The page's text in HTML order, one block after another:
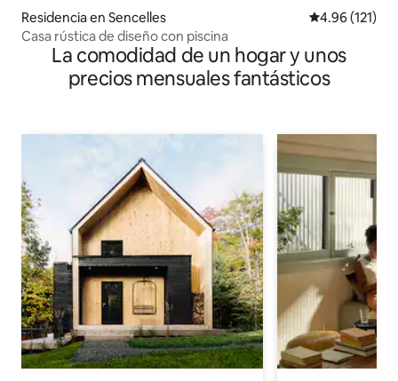
Residencia en Sencelles Calificación
4.96 (121)
Casa rústica de diseño con piscina
La comodidad de un hogar y unos
precios mensuales fantásticos